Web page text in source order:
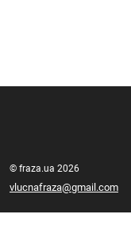
© fraza.ua 2026
vlucnafraza@gmail.com